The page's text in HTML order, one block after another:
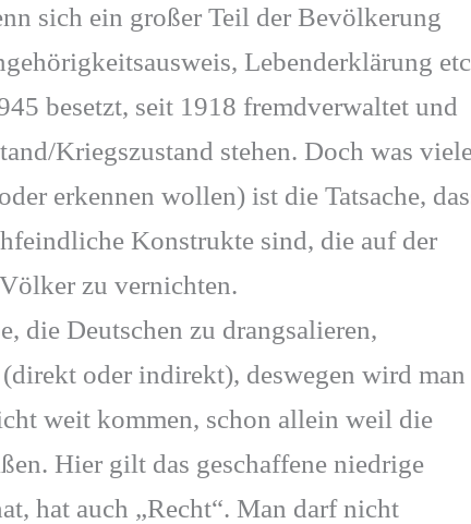
sich ein großer Teil der Bevölkerung
Lebenderklärung
besetzt, seit 1918 fremdverwaltet und
Kriegszustand stehen. Doch was
erkennen wollen) ist die Tatsache,
Konstrukte sind, die auf der
zu vernichten.
die Deutschen zu drangsalieren,
oder indirekt), deswegen wird man
weit kommen, schon allein weil die
Hier gilt das geschaffene niedrige
hat auch „Recht“. Man darf nicht